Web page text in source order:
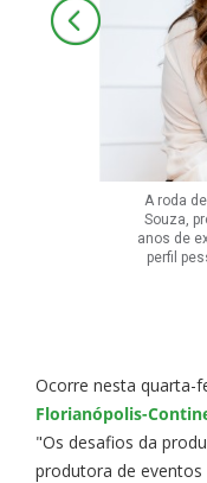
A roda
Souza,
anos de
perfil
Ocorre nesta quarta-
Florianópolis-
"Os desafios da
produtora de eventos